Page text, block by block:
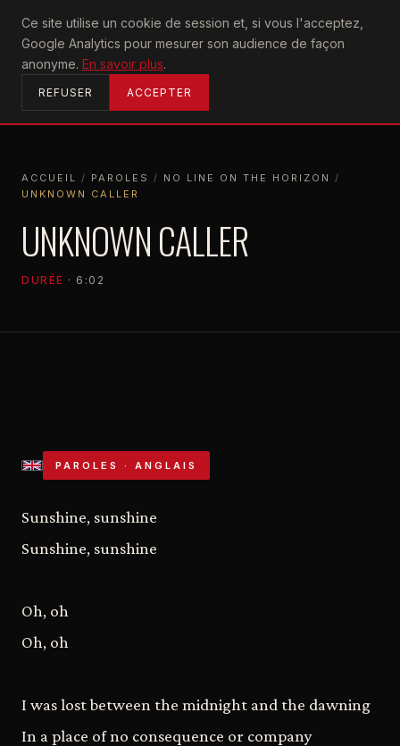
Ce site utilise un cookie de session et, si vous l'acceptez,
Google Analytics pour mesurer son audience de façon
anonyme. En savoir plus.
REFUSER ACCEPTER
U2achtung
ACCUEIL
ACCUEIL / PAROLES / NO LINE ON THE HORIZON /
UNKNOWN CALLER
UNKNOWN CALLER
DURÉE · 6:02
PAROLES · ANGLAIS
Sunshine, sunshine
Sunshine, sunshine
Oh, oh
Oh, oh
I was lost between the midnight and the dawning
In a place of no consequence or company